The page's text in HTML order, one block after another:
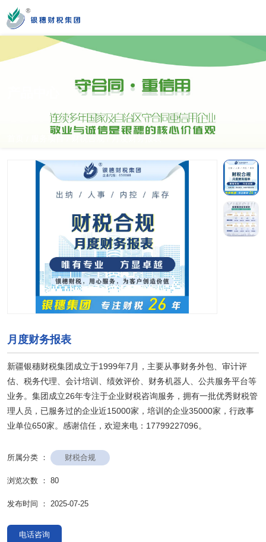
您好！新疆银穗财税服务集团股份有限公司官方网站！
全国服务热线
0991-3822222
新疆乌市新医路89号新星大厦14楼
月度财务报表
新疆银穗财税集团成立于1999年7月，主要从事财务外包、审计评
估、税务代理、会计培训、绩效评价、财务机器人、公共服务平台等
业务。集团成立26年专注于企业财税咨询服务，拥有一批优秀财税管
理人员，已服务过的企业近15000家，培训的企业35000家，行政事
业单位650家。感谢信任，欢迎来电：17799227096。
所属分类 ： 财税合规
浏览次数 ： 80
发布时间 ： 2025-07-25
电话咨询